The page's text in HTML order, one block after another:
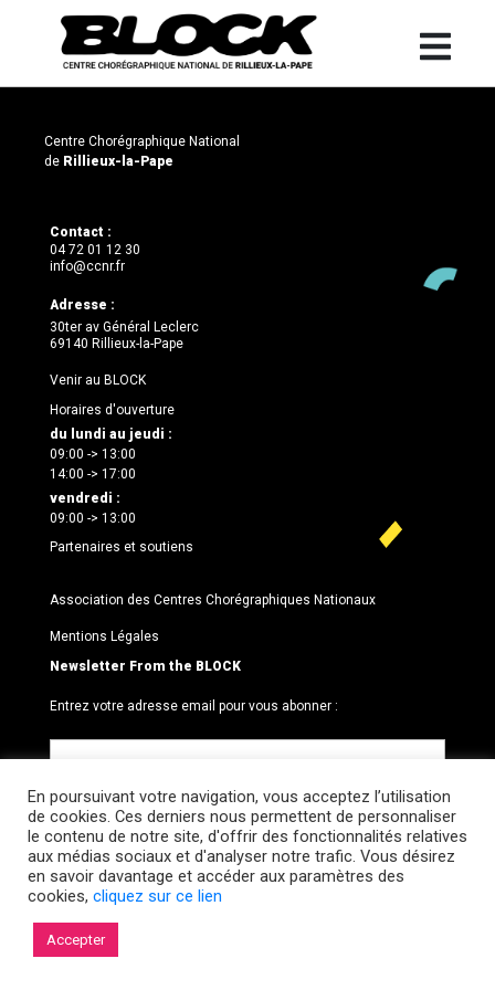
Centre Chorégraphique National
de Rillieux-la-Pape
Contact :
04 72 01 12 30
info@ccnr.fr
Adresse :
30ter av Général Leclerc
69140 Rillieux-la-Pape
Venir au BLOCK
Horaires d'ouverture
du lundi au jeudi :
09:00 -> 13:00
14:00 -> 17:00
vendredi :
09:00 -> 13:00
Partenaires et soutiens
Association des Centres Chorégraphiques Nationaux
Mentions Légales
Newsletter From the BLOCK
Entrez votre adresse email pour vous abonner :
© 2026 Le BLOCK · CCNR. Tous droits réservés.
En poursuivant votre navigation, vous acceptez l’utilisation
de cookies. Ces derniers nous permettent de personnaliser
le contenu de notre site, d'offrir des fonctionnalités relatives
aux médias sociaux et d'analyser notre trafic. Vous désirez
en savoir davantage et accéder aux paramètres des
cookies, cliquez sur ce lien
Accepter